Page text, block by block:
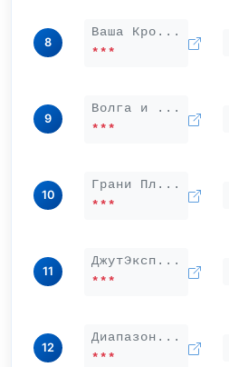
8
Ваша Кро...
***
9
Волга и ...
***
10
Грани Пл...
***
11
ДжутЭксп...
***
12
Диапазон...
***